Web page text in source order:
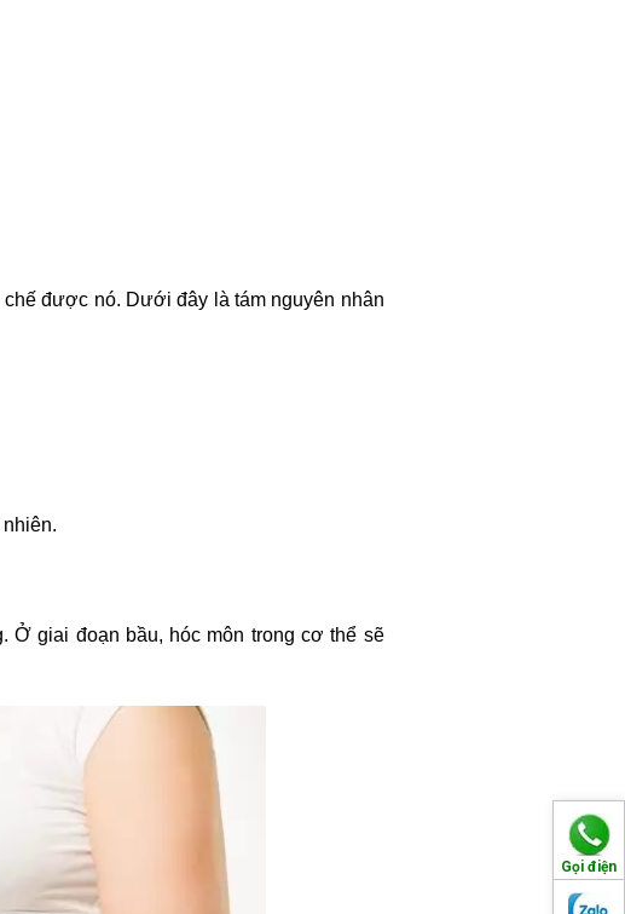
Gọi điện
được nó. Dưới đây là tám nguyên nhân
giai đoạn bầu, hóc môn trong cơ thể sẽ